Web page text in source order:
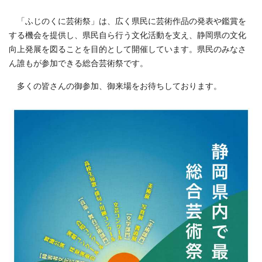
「ふじのくに芸術祭」は、広く県民に芸術作品の発表や鑑賞を
する機会を提供し、県民自ら行う文化活動を支え、静岡県の文化
向上発展を図ることを目的として開催しています。県民のみなさ
ん誰もが参加できる総合芸術祭です。
多くの皆さんの御参加、御来場をお待ちしております。